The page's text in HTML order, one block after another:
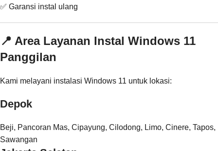
✅ Garansi instal ulang
📍 Area Layanan Instal Windows 11
Panggilan
Kami melayani instalasi Windows 11 untuk lokasi:
Depok
Beji, Pancoran Mas, Cipayung, Cilodong, Limo, Cinere, Tapos,
Sawangan